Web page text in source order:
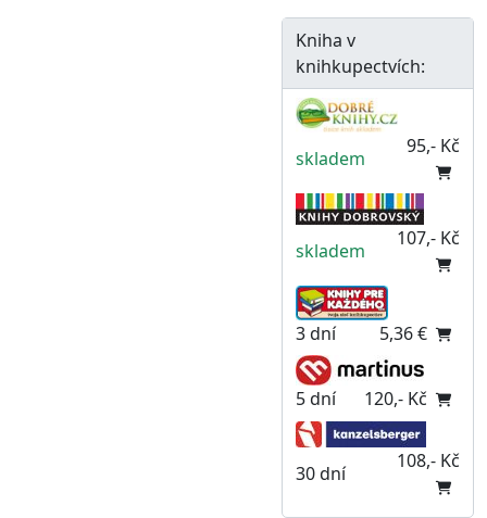
Kniha v
knihkupectvích:
skladem
95,- Kč
skladem
107,- Kč
3 dní 5,36 €
5 dní 120,- Kč
30 dní
108,- Kč